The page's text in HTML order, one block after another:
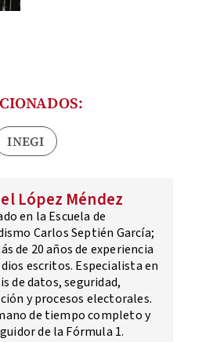
INEGI
López Méndez
en la Escuela de
Carlos Septién García;
de 20 años de experiencia
escritos. Especialista en
de datos, seguridad,
y procesos electorales.
de tiempo completo y
de la Fórmula 1.